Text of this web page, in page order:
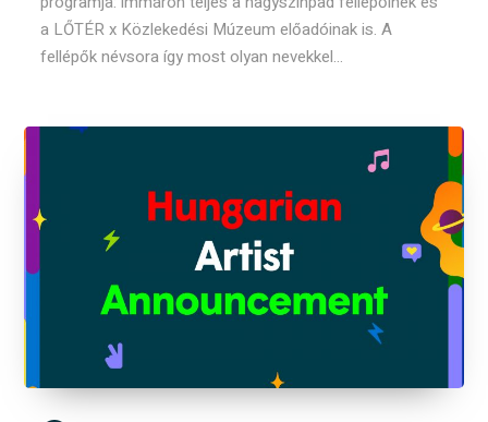
a LŐTÉR x Közlekedési Múzeum előadóinak is. A
fellépők névsora így most olyan nevekkel...